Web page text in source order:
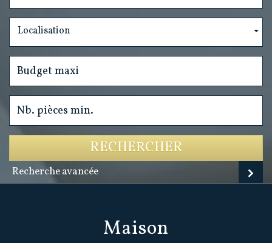
Localisation
RECHERCHER
Recherche avancée
maison